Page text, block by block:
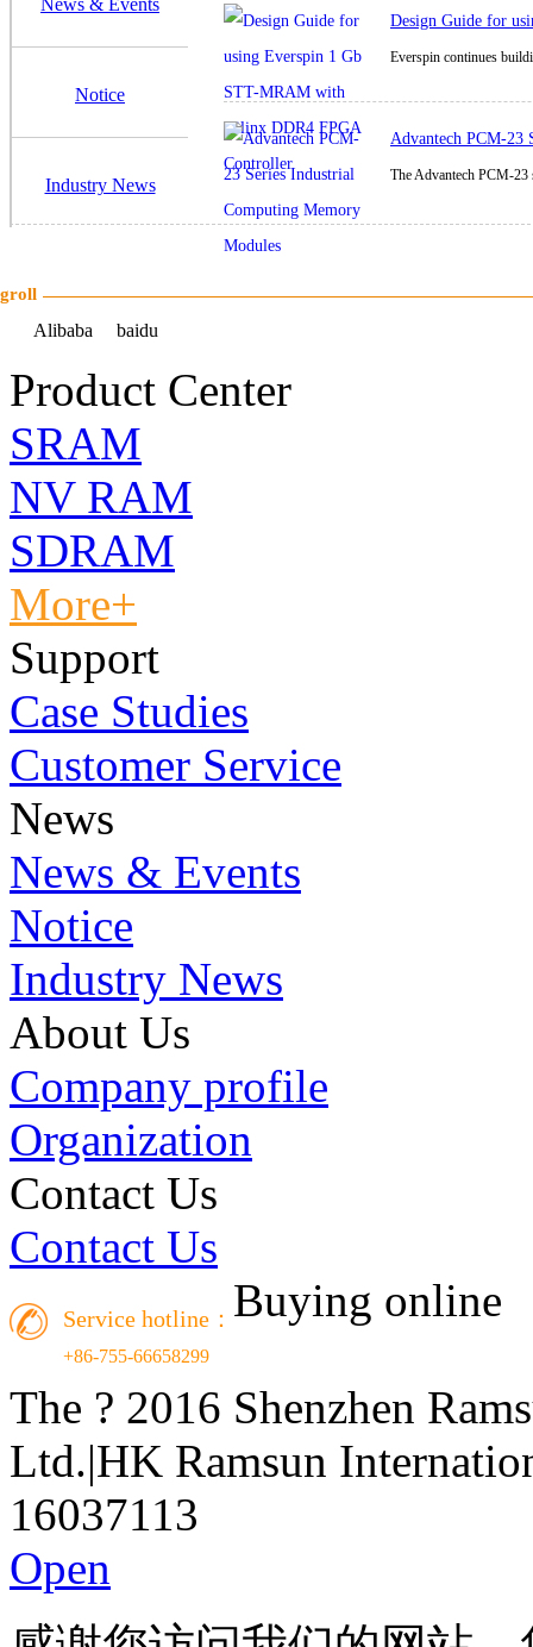
Notice
Industry News
Design Guide for
Everspin continues
Advantech PCM-23
The Advantech PCM-23
Alibaba baidu
Product Center
SRAM
NV RAM
SDRAM
More+
Support
Case Studies
Customer Service
News
News & Events
Notice
Industry News
About Us
Company profile
Organization
Contact Us
Contact Us
Service hotline：
+86-755-66658299
Buying online
The ? 2016 Shenzhen
Ltd.|HK Ramsun
16037113
Open